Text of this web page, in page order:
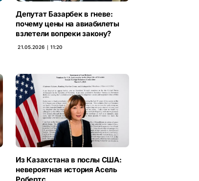
Депутат Базарбек в гневе:
почему цены на авиабилеты
взлетели вопреки закону?
21.05.2026 ∣ 11:20
Из Казахстана в послы США:
невероятная история Асель